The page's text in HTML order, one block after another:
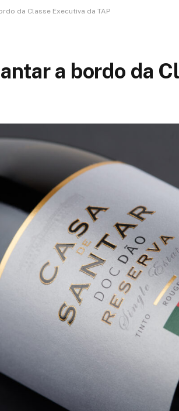
da Classe Executiva da TAP
a bordo da